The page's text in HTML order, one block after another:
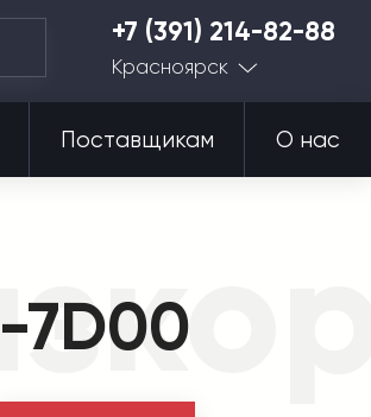
+7 (391) 214-82-88
Красноярск
Поставщикам О нас
7D00